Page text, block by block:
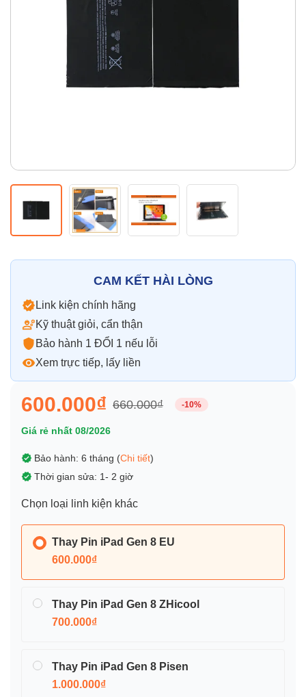
Thay pin
Pin iPhone
Pin Realme
CAM KẾT HÀI LÒNG
Link kiện chính hãng
Kỹ thuật giỏi, cẩn thận
Bảo hành 1 ĐỔI 1 nếu lỗi
Xem trực tiếp, lấy liền
600.000₫ 660.000₫ -10%
Giá rẻ nhất 08/2026
Bảo hành: 6 tháng (Chi tiết)
Thời gian sửa: 1- 2 giờ
Chọn loại linh kiện khác
Thay Pin iPad Gen 8 EU
600.000₫
Thay Pin iPad Gen 8 ZHicool
700.000₫
Thay Pin iPad Gen 8 Pisen
1.000.000₫